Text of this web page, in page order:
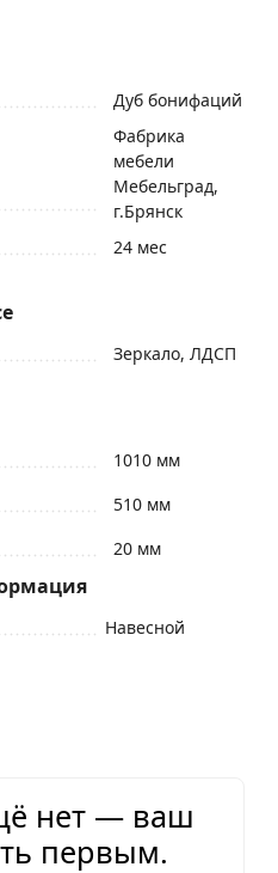
Дуб бонифаций
Фабрика
мебели
Мебельград,
г.Брянск
24 мес
Зеркало, ЛДСП
1010 мм
510 мм
20 мм
Навесной
нет — ваш
первым.